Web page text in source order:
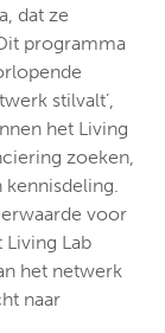
dat ze
programma
stilvalt’,
het Living
zoeken,
voor
Lab
het netwerk
naar